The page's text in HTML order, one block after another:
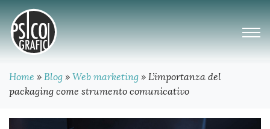
Home » Blog » Web marketing » L’importanza del
packaging come strumento comunicativo